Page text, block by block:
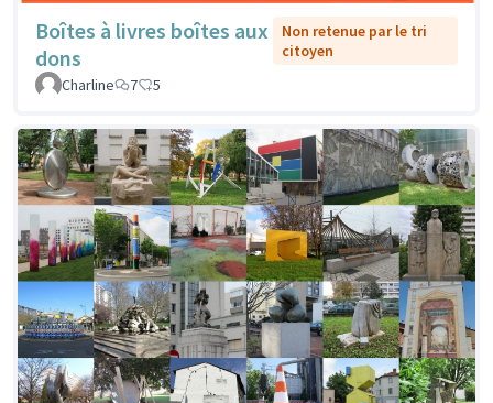
Boîtes à livres boîtes aux
dons
Non retenue par le tri
citoyen
Charline
7 5